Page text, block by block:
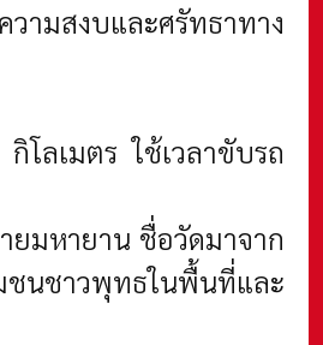
ามสงบและศรัทธาทาง
โลเมตร ใช้เวลาขับรถ
ยมหายาน ชื่อวัดมาจาก
ชนชาวพุทธในพื้นที่และ